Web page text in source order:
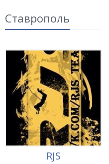
Ставрополь
RJS